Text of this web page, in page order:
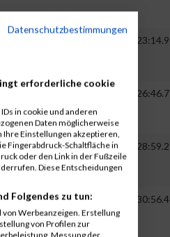
02:23:14.9
02:26:46.7
Männer 15 02:28:59.2
Männer 02:30:56.4
Datenschutzbestimmungen
erforderliche cookie
in cookie und anderen
Daten möglicherweise
Ihre Einstellungen akzeptieren,
Fingerabdruck-Schaltfläche in
oder den Link in der Fußzeile
Diese Entscheidungen
Folgendes zu tun:
Werbeanzeigen. Erstellung
von Profilen zur
Messung der